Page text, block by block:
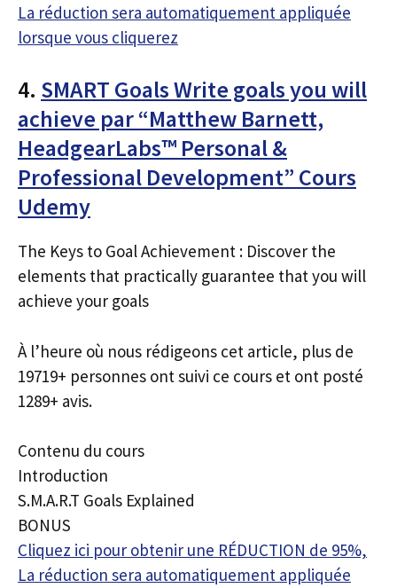
La réduction sera automatiquement appliquée
lorsque vous cliquerez
4. SMART Goals Write goals you will
achieve par “Matthew Barnett,
HeadgearLabs™ Personal &
Professional Development” Cours
Udemy
The Keys to Goal Achievement : Discover the
elements that practically guarantee that you will
achieve your goals
À l’heure où nous rédigeons cet article, plus de
19719+ personnes ont suivi ce cours et ont posté
1289+ avis.
Contenu du cours
Introduction
S.M.A.R.T Goals Explained
BONUS
Cliquez ici pour obtenir une RÉDUCTION de 95%,
La réduction sera automatiquement appliquée